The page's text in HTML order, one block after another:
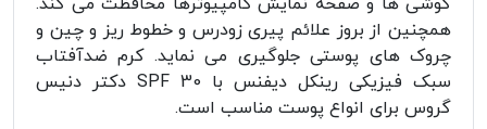
همچنین از بروز علائم پیری زودرس و خطوط ریز و چین و
چروک های پوستی جلوگیری می نماید. کرم ضدآفتاب
سبک فیزیکی رینکل دیفنس با SPF 30 دکتر دنیس
گروس برای انواع پوست مناسب است.